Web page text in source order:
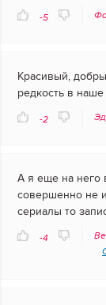
-5
Красивый,
редкость в
-2
А я еще на него
совершенно не
сериалы то
-4